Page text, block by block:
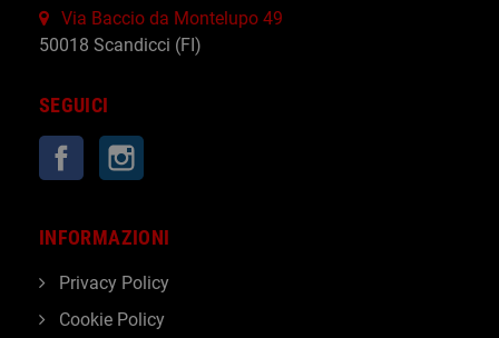
Via Baccio da Montelupo 49
50018 Scandicci (FI)
SEGUICI
Facebook
INFORMAZIONI
Privacy Policy
Cookie Policy